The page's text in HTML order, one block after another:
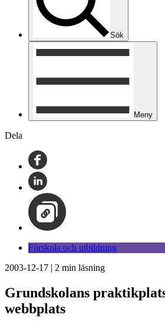
Sök
Meny
Dela
Förskola och utbildning
2003-12-17 | 2 min läsning
Grundskolans
webbplats